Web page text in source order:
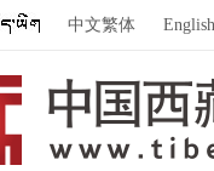
中文繁体 English